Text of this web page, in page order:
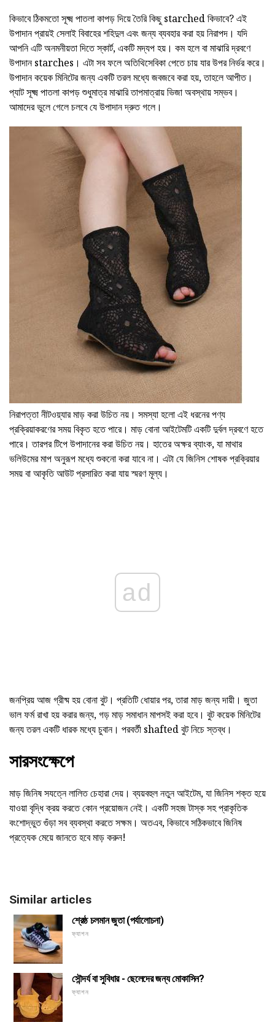
কিভাবে ঠিকমতো সূক্ষ্ম পাতলা কাপড় দিয়ে তৈরি কিছু starched কিভাবে? এই
উপাদান প্রায়ই সেলাই বিবাহের শহিদুল এবং জন্য ব্যবহার করা হয় নিরাপদ। যদি
আপনি এটি অনমনীয়তা দিতে স্কার্ট, একটি মদ্যপ হয়। কম হলে বা মাঝারি দ্রবণে
উপাদান starches। এটা সব ফলে অতিথিসেবিকা পেতে চায় যার উপর নির্ভর করে।
উপাদান কয়েক মিনিটের জন্য একটি তরল মধ্যে জবজবে করা হয়, তাহলে আপীত।
প্যাট সূক্ষ্ম পাতলা কাপড় শুধুমাত্র মাঝারি তাপমাত্রায় ভিজা অবস্থায় সম্ভব।
আমাদের ভুলে গেলে চলবে যে উপাদান দ্রুত গলে।
নিরাপত্তা নীটওয়্যার মাড় করা উচিত নয়। সমস্যা হলো এই ধরনের পণ্য
প্রক্রিয়াকরণের সময় বিকৃত হতে পারে। মাড় বোনা আইটেমটি একটি দুর্বল দ্রবণে হতে
পারে। তারপর টিপে উপাদানের করা উচিত নয়। হাতের অক্ষর ব্যাংক, যা মাথার
ভলিউমের মাপ অনুরূপ মধ্যে শুকনো করা যাবে না। এটা যে জিনিস শোষক প্রক্রিয়ার
সময় বা আকৃতি আউট প্রসারিত করা যায় স্মরণ মূল্য।
ad
জনপ্রিয় আজ গ্রীষ্ম হয় বোনা বুট। প্রতিটি ধোয়ার পর, তারা মাড় জন্য দায়ী। জুতা
ভাল ফর্ম রাখা হয় করার জন্য, গড় মাড় সমাধান মাপসই করা হবে। বুট কয়েক মিনিটের
জন্য তরল একটি ধারক মধ্যে চুবান। পরবর্তী shafted বুট নিচে স্তব্ধ।
সারসংক্ষেপে
মাড় জিনিষ সযত্নে লালিত চেহারা দেয়। ব্যয়বহুল নতুন আইটেম, যা জিনিস শক্ত হয়ে
যাওয়া বৃদ্ধি ক্রয় করতে কোন প্রয়োজন নেই। একটি সহজ টাস্ক সহ প্রাকৃতিক
বংশোদ্ভুত গুঁড়া সব ব্যবস্থা করতে সক্ষম। অতএব, কিভাবে সঠিকভাবে জিনিষ
প্রত্যেক মেয়ে জানতে হবে মাড় করুন!
Similar articles
শ্রেষ্ঠ চলমান জুতা (পর্যালোচনা)
ফ্যাশন
সৌন্দর্য বা সুবিধার - ছেলেদের জন্য মোকাসিন?
ফ্যাশন